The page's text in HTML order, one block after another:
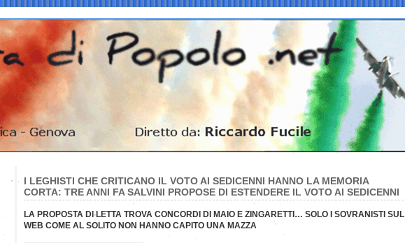
I LEGHISTI CHE CRITICANO IL VOTO AI SEDICENNI HANNO LA MEMORIA
CORTA: TRE ANNI FA SALVINI PROPOSE DI ESTENDERE IL VOTO AI SEDICENNI
LA PROPOSTA DI LETTA TROVA CONCORDI DI MAIO E ZINGARETTI… SOLO I SOVRANISTI SUL
WEB COME AL SOLITO NON HANNO CAPITO UNA MAZZA